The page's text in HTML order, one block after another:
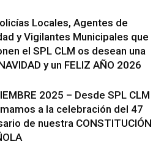
Locales, Agentes de
y Vigilantes Municipales que
el SPL CLM os desean una
y un FELIZ AÑO 2026
2025 – Desde SPL CLM
a la celebración del 47
de nuestra CONSTITUCIÓN